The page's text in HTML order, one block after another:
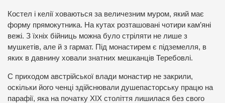
Костел і келії ховаються за величезним муром, який має
форму прямокутника. На кутах розташовані чотири кам’яні
вежі. З їхніх бійниць можна було стріляти не лише з
мушкетів, але й з гармат. Під монастирем є підземелля, в
яких в давнину ховали знатних мешканців Теребовлі.
С приходом австрійської влади монастир не закрили,
оскільки його ченці здійснювали душепасторську працю на
парафії, яка на початку ХІХ століття лишилася без свого